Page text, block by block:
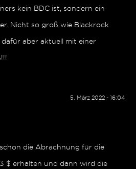
kein BDC ist, sondern ein
Nicht so groß wie Blackrock
dafür aber aktuell mit einer
5. März 2022 - 16:04
die Abrachnung für die
$ erhalten und dann wird die